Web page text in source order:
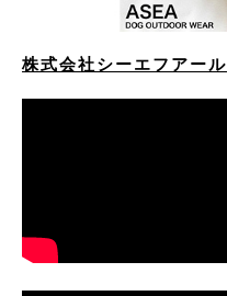
株式会社シーエフアール